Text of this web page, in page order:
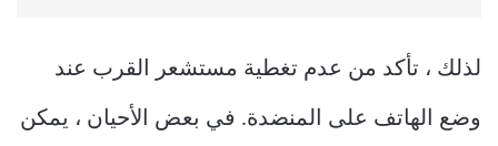
لذلك ، تأكد من عدم تغطية مستشعر القرب عند
وضع الهاتف على المنضدة. في بعض الأحيان ، يمكن